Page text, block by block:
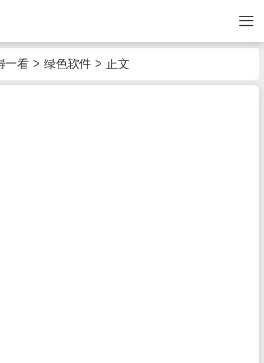
一看 > 绿色软件 > 正文